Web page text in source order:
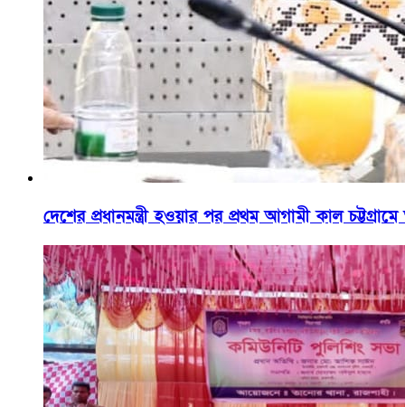
দেশের প্রধানমন্ত্রী হওয়ার পর প্রথম আগামী কাল